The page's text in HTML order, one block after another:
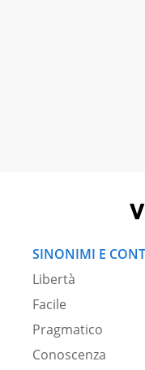
SINONIMI E
Libertà
Facile
Pragmatico
Conoscenza